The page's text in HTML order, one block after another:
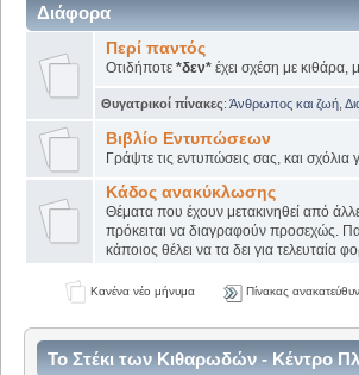
Διάφορα
Περί παντός
Οτιδήποτε *δεν*έχει σχέση με κιθάρα,
Θυγατρικοί πίνακες: Άνθρωπος και ζωή
Βιβλίο Εντυπώσεων
Γράψτε τις εντυπώσεις σας, και σχόλια
Κάδος ανακύκλωσης
Θέματα που έχουν μετακινηθεί από
πρόκειται να διαγραφούν προσεχώς.
κάποιος θέλει να τα δει για τελευταία
Κανένα νέο μήνυμα Πίνακας
Το Στέκι των Κιθαρωδών - Κέντρο